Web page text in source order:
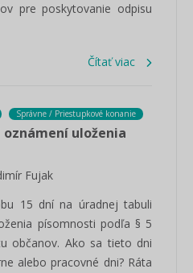
pre poskytovanie odpisu
Čítať viac
Správne / Priestupkové konanie
uloženia
Fujak
15 dní na úradnej tabuli
písomnosti podľa § 5
občanov. Ako sa tieto dni
alebo pracovné dni? Ráta